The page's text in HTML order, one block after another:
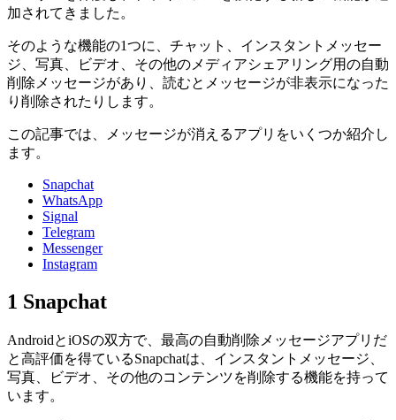
加されてきました。
そのような機能の1つに、チャット、インスタントメッセー
ジ、写真、ビデオ、その他のメディアシェアリング用の自動
削除メッセージがあり、読むとメッセージが非表示になった
り削除されたりします。
この記事では、メッセージが消えるアプリをいくつか紹介し
ます。
Snapchat
WhatsApp
Signal
Telegram
Messenger
Instagram
1 Snapchat
AndroidとiOSの双方で、最高の自動削除メッセージアプリだ
と高評価を得ているSnapchatは、インスタントメッセージ、
写真、ビデオ、その他のコンテンツを削除する機能を持って
います。